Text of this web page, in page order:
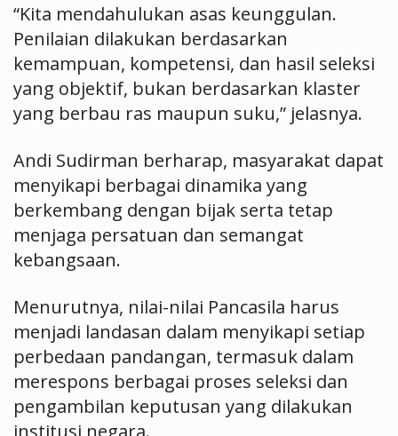
“Kita mendahulukan asas keunggulan.
Penilaian dilakukan berdasarkan
kemampuan, kompetensi, dan hasil seleksi
yang objektif, bukan berdasarkan klaster
yang berbau ras maupun suku,” jelasnya.
Andi Sudirman berharap, masyarakat dapat
menyikapi berbagai dinamika yang
berkembang dengan bijak serta tetap
menjaga persatuan dan semangat
kebangsaan.
Menurutnya, nilai-nilai Pancasila harus
menjadi landasan dalam menyikapi setiap
perbedaan pandangan, termasuk dalam
merespons berbagai proses seleksi dan
pengambilan keputusan yang dilakukan
institusi negara.